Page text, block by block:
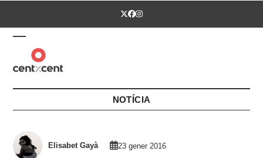
Twitter
Facebook
Instagram
Open
mobile
menu
Close
mobile
menu
NOTÍCIA
Elisabet Gayà 23 gener 2016